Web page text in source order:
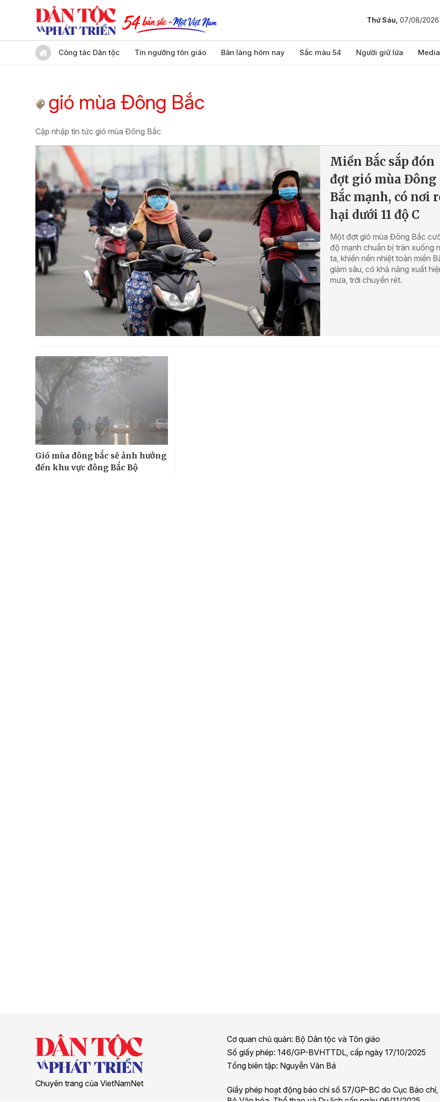
Thứ Sáu, 07/08/2026
Công tác Dân tộc Tín ngưỡng tôn giáo Bản làng hôm nay Sắc màu 54 Người giữ lửa Media
gió mùa Đông Bắc
Cập nhập tin tức gió mùa Đông Bắc
Miền Bắc sắp đón
đợt gió mùa Đông
Bắc mạnh, có nơi
hại dưới 11 độ C
Một đợt gió mùa Đông Bắc
độ mạnh chuẩn bị tràn xuống
ta, khiến nền nhiệt toàn miền
giảm sâu, có khả năng xuất
mưa, trời chuyển rét.
Gió mùa đông bắc sẽ ảnh hưởng
đến khu vực đông Bắc Bộ
Chuyên trang của VietNamNet
Cơ quan chủ quản: Bộ Dân tộc và Tôn giáo
Số giấy phép: 146/GP-BVHTTDL, cấp ngày 17/10/2025
Tổng biên tập: Nguyễn Văn Bá
Giấy phép hoạt động báo chí số 57/GP-BC do Cục Báo chí,